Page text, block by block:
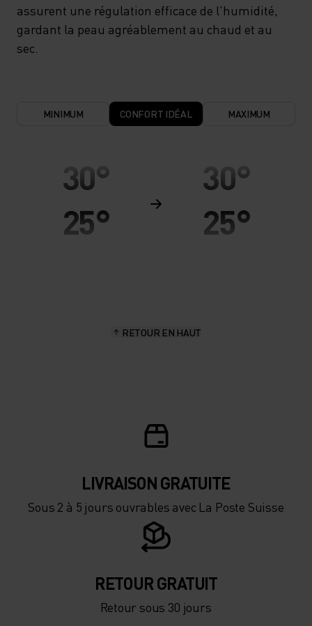
assurent une régulation efficace de l'humidité,
gardant la peau agréablement au chaud et au
sec.
MINIMUM CONFORT IDÉAL MAXIMUM
30°
25°
-5°
-15°
30°
25°
-5°
-15°
RETOUR EN HAUT
LIVRAISON GRATUITE
Sous 2 à 5 jours ouvrables avec La Poste Suisse
RETOUR GRATUIT
Retour sous 30 jours